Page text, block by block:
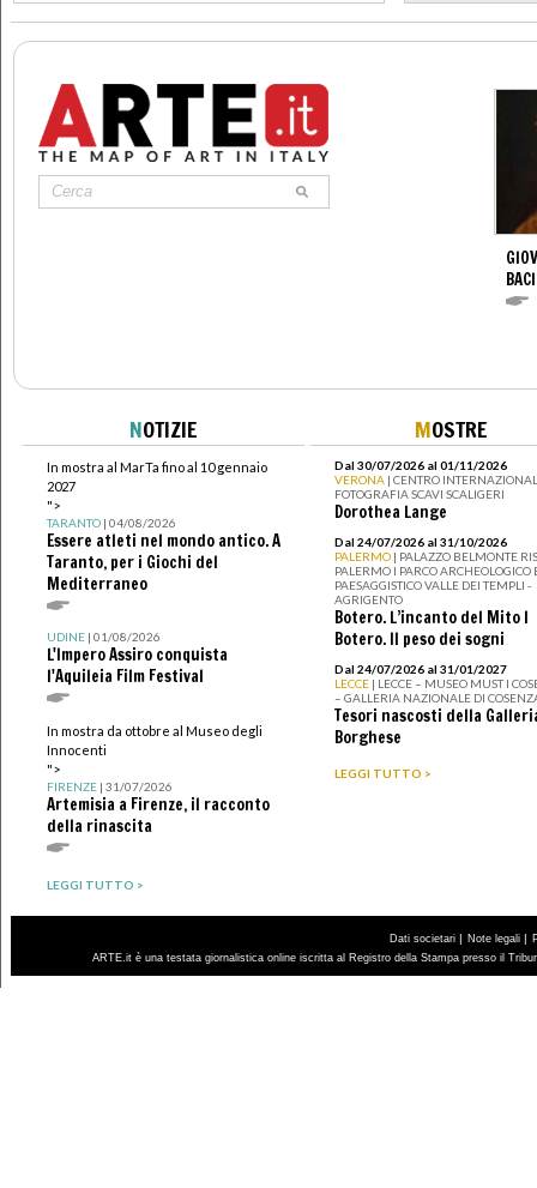
>
NOTIZIE
In mostra al MarTa fino al 10 gennaio
2027
">
TARANTO| 04/08/2026
Essere atleti nel mondo antico. A
Taranto, per i Giochi del
Mediterraneo
UDINE| 01/08/2026
L'Impero Assiro conquista
l'Aquileia Film Festival
In mostra da ottobre al Museo degli
Innocenti
">
FIRENZE| 31/07/2026
Artemisia a Firenze, il racconto
della rinascita
LEGGI TUTTO >
MOSTRE
Dal 30/07/2026 al 01/11/2026
VERONA | CENTRO
FOTOGRAFIA SCAVI SCALIGERI
Dorothea Lange
Dal 24/07/2026 al 31/10/2026
PALERMO | PALAZZO BELMONTE
PALERMO I PARCO ARCHEOLOGICO
PAESAGGISTICO VALLE DEI TEMPLI -
AGRIGENTO
Botero. L’incanto del Mito I
Botero. Il peso dei sogni
Dal 24/07/2026 al 31/01/2027
LECCE | LECCE – MUSEO MUST I
– GALLERIA NAZIONALE DI
Tesori nascosti della
Borghese
LEGGI TUTTO >
Dati societari | Note legali |
ARTE.it è una testata giornalistica online iscritta al Registro della Stampa presso il